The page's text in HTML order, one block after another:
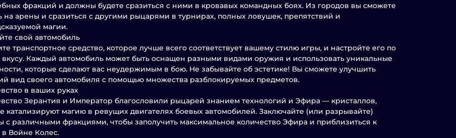
фракций и должны будете сразиться с ними в кровавых командных боях. Из городов вы сможете
на арены и сразиться с другими рыцарями в турнирах, полных ловушек, препятствий и
магии.
свой автомобиль
транспортное средство, которое лучше всего соответствует вашему стилю игры, и настройте его по
вкусу. Каждый автомобиль может быть оснащен разными видами оружия и использовать уникальные
которые сделают вас неудержимым в бою. Не забывайте об эстетике! Вы сможете улучшить
вид своего автомобиля с помощью множества разблокируемых предметов.
в ваших руках
Зерантия и Император благословили рыцарей знанием технологий и Эфира — кристаллов,
катализируют магию в ревущих двигателях боевых автомобилей. Заключайте (или разрывайте)
с различными фракциями, чтобы заполучить максимальное количество Эфира и приблизиться к
в Войне Колес.